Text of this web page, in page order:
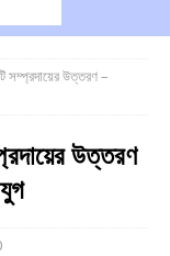
সম্প্রদায়ের উত্তরণ –
উত্তরণ